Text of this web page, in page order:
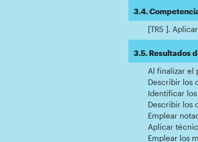
3.4.
[TR5 ].
3.5. Resultados
Al finalizar el
Describir los
Identificar
Describir los
Emplear
Aplicar
Emplear los